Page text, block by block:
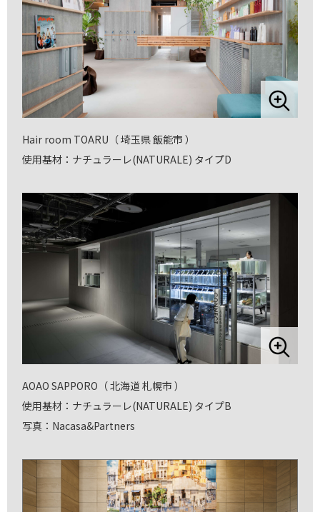
Hair room TOARU（ 埼玉県 飯能市 ）
使用基材：ナチュラーレ(NATURALE) タイプD
AOAO SAPPORO（ 北海道 札幌市 ）
使用基材：ナチュラーレ(NATURALE) タイプB
写真：Nacasa&Partners